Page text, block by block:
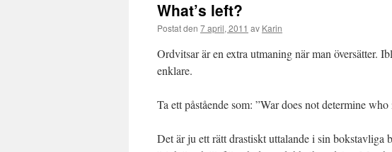
What’s left?
Postat den 7 april, 2011 av Karin
Ordvitsar är en extra utmaning när man översätter.
enklare.
Ta ett påstående som: ”War does not determine
Det är ju ett rätt drastiskt uttalande i sin bokstavliga